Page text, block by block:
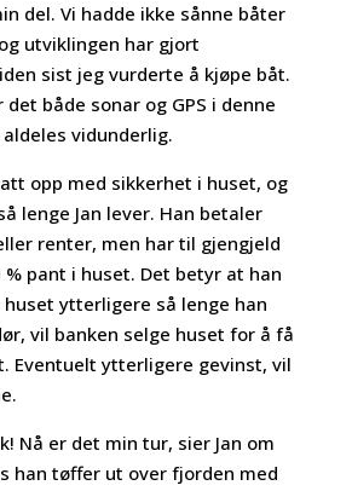
del. Vi hadde ikke sånne båter
utviklingen har gjort
sist jeg vurderte å kjøpe båt.
det både sonar og GPS i denne
vidunderlig.
opp med sikkerhet i huset, og
lenge Jan lever. Han betaler
renter, men har til gjengjeld
pant i huset. Det betyr at han
huset ytterligere så lenge han
vil banken selge huset for å få
Eventuelt ytterligere gevinst, vil
Nå er det min tur, sier Jan om
han tøffer ut over fjorden med